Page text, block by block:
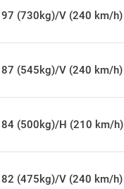
97 (730kg)/V (240 km/h)
87 (545kg)/V (240 km/h)
84 (500kg)/H (210 km/h)
82 (475kg)/V (240 km/h)